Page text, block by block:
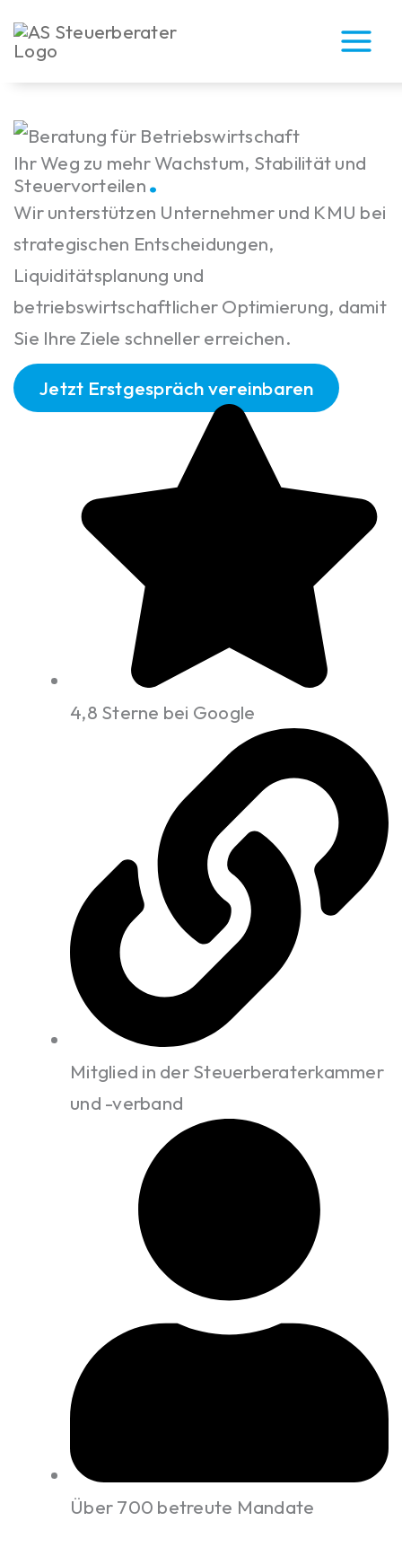
Inhalt
springen
Ihr Weg zu mehr Wachstum, Stabilität und
Steuervorteilen.
Wir unterstützen Unternehmer und KMU bei
strategischen Entscheidungen,
Liquiditätsplanung und
betriebswirtschaftlicher Optimierung, damit
Sie Ihre Ziele schneller erreichen.
Jetzt Erstgespräch vereinbaren
4,8 Sterne bei Google
Mitglied in der Steuerberaterkammer
und -verband
Über 700 betreute Mandate